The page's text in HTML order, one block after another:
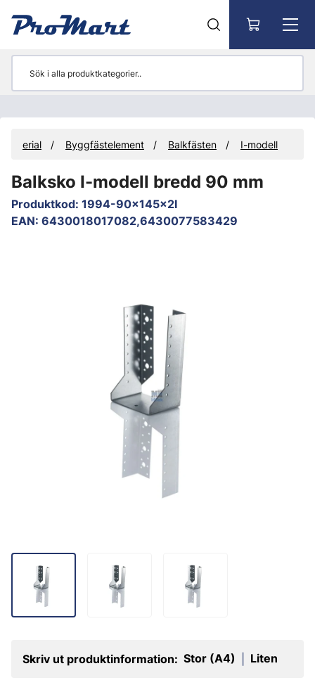
Byggfästelement Balkfästen I-modell
Balksko I-modell bredd 90 mm
Produktkod: 1994-90x145x2I
EAN: 6430018017082,6430077583429
Skriv ut produktinformation: Stor (A4) Liten